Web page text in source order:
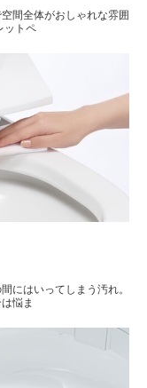
間全体がおしゃれな雰囲
ットペ
にはいってしまう汚れ。
悩ま